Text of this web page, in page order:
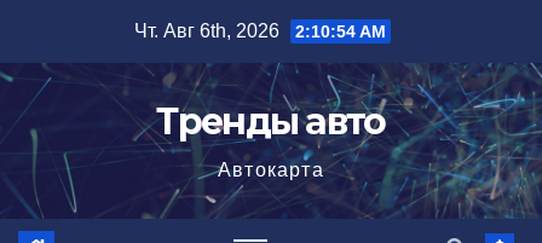
содержимому
Чт. Авг 6th, 2026 2:10:56 AM
Тренды авто
Автокарта